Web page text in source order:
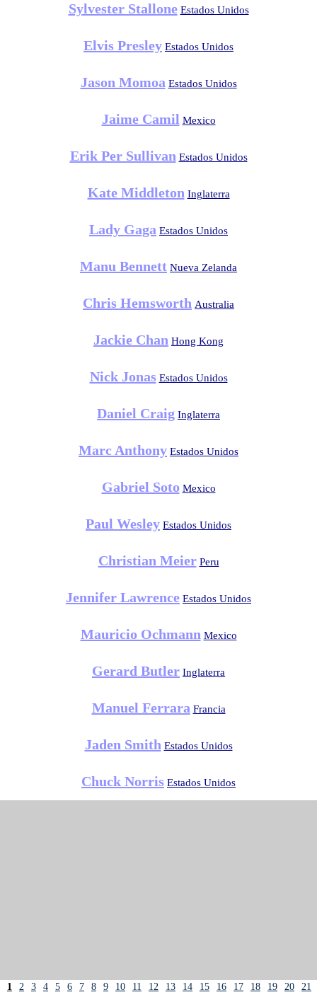
Sylvester Stallone Estados Unidos
Elvis Presley Estados Unidos
Jason Momoa Estados Unidos
Jaime Camil Mexico
Erik Per Sullivan Estados Unidos
Kate Middleton Inglaterra
Lady Gaga Estados Unidos
Manu Bennett Nueva Zelanda
Chris Hemsworth Australia
Jackie Chan Hong Kong
Nick Jonas Estados Unidos
Daniel Craig Inglaterra
Marc Anthony Estados Unidos
Gabriel Soto Mexico
Paul Wesley Estados Unidos
Christian Meier Peru
Jennifer Lawrence Estados Unidos
Mauricio Ochmann Mexico
Gerard Butler Inglaterra
Manuel Ferrara Francia
Jaden Smith Estados Unidos
Chuck Norris Estados Unidos
1 2 3 4 5 6 7 8 9 10 11 12 13 14 15 16 17 18 19 20
21